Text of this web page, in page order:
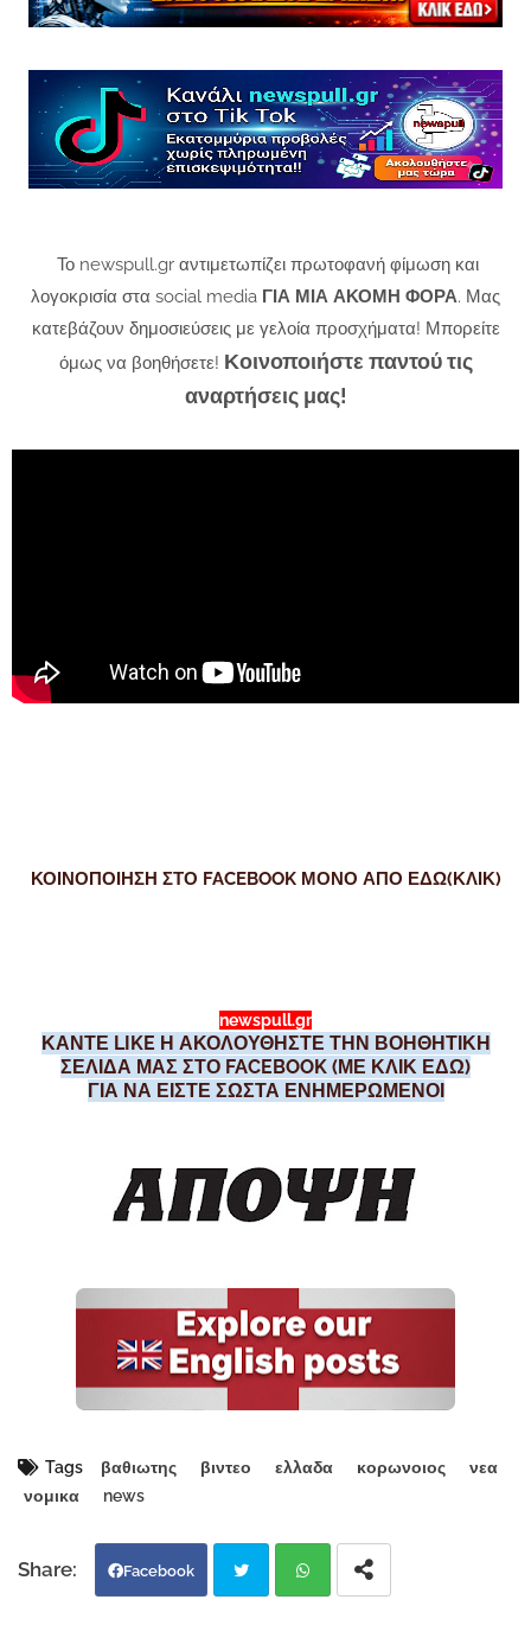
Το newspull.gr αντιμετωπίζει πρωτοφανή φίμωση και
λογοκρισία στα social media ΓΙΑ ΜΙΑ ΑΚΟΜΗ ΦΟΡΑ. Μας
κατεβάζουν δημοσιεύσεις με γελοία προσχήματα! Μπορείτε
όμως να βοηθήσετε! Κοινοποιήστε παντού τις
αναρτήσεις μας!
ΚΟΙΝΟΠΟΙΗΣΗ ΣΤΟ FACEBOOK ΜΟΝΟ ΑΠΟ ΕΔΩ(ΚΛΙΚ)
newspull.gr
ΚΑΝΤΕ LIKE Η ΑΚΟΛΟΥΘΗΣΤΕ ΤΗΝ ΒΟΗΘΗΤΙΚΗ
ΣΕΛΙΔΑ ΜΑΣ ΣΤΟ FACEBOOK (ΜΕ ΚΛΙΚ ΕΔΩ)
ΓΙΑ ΝΑ ΕΙΣΤΕ ΣΩΣΤΑ ΕΝΗΜΕΡΩΜΕΝΟΙ
Tags βαθιωτης βιντεο ελλαδα κορωνοιος
νεα
νομικα
news
Facebook